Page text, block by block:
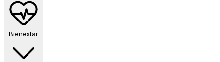
Bienestar